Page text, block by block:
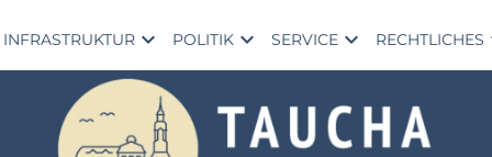
INFRASTRUKTUR expand_more POLITIK expand_more SERVICE expand_more RECHTLICHES